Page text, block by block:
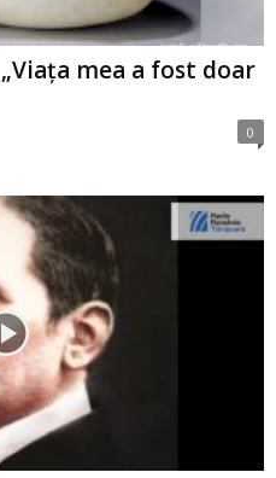
mea a fost doar
0